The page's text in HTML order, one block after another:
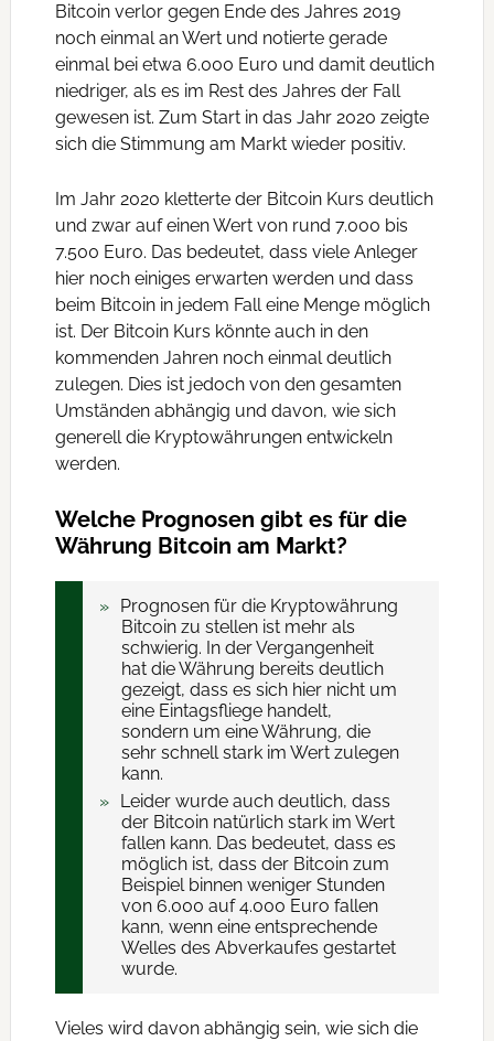
Bitcoin verlor gegen Ende des Jahres 2019
noch einmal an Wert und notierte gerade
einmal bei etwa 6.000 Euro und damit deutlich
niedriger, als es im Rest des Jahres der Fall
gewesen ist. Zum Start in das Jahr 2020 zeigte
sich die Stimmung am Markt wieder positiv.
Im Jahr 2020 kletterte der Bitcoin Kurs deutlich
und zwar auf einen Wert von rund 7.000 bis
7.500 Euro. Das bedeutet, dass viele Anleger
hier noch einiges erwarten werden und dass
beim Bitcoin in jedem Fall eine Menge möglich
ist. Der Bitcoin Kurs könnte auch in den
kommenden Jahren noch einmal deutlich
zulegen. Dies ist jedoch von den gesamten
Umständen abhängig und davon, wie sich
generell die Kryptowährungen entwickeln
werden.
Welche Prognosen gibt es für die
Währung Bitcoin am Markt?
Prognosen für die Kryptowährung
Bitcoin zu stellen ist mehr als
schwierig. In der Vergangenheit
hat die Währung bereits deutlich
gezeigt, dass es sich hier nicht um
eine Eintagsfliege handelt,
sondern um eine Währung, die
sehr schnell stark im Wert zulegen
kann.
Leider wurde auch deutlich, dass
der Bitcoin natürlich stark im Wert
fallen kann. Das bedeutet, dass es
möglich ist, dass der Bitcoin zum
Beispiel binnen weniger Stunden
von 6.000 auf 4.000 Euro fallen
kann, wenn eine entsprechende
Welles des Abverkaufes gestartet
wurde.
Vieles wird davon abhängig sein, wie sich die